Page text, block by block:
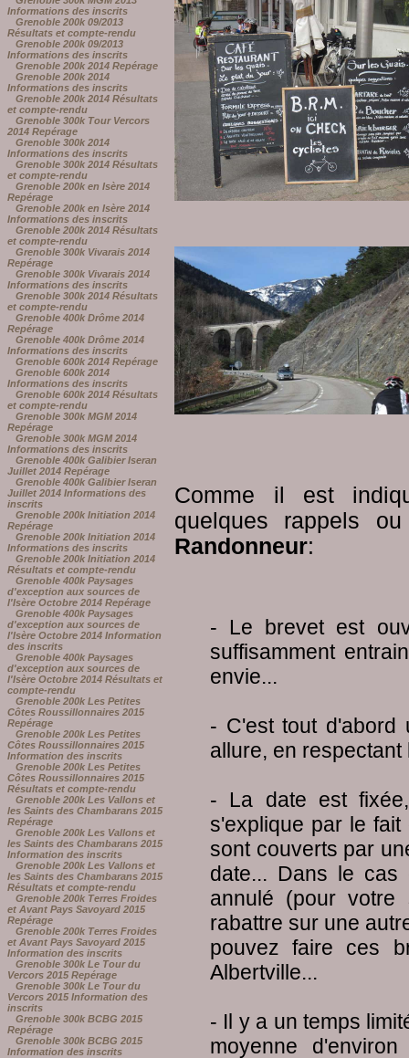
Informations des inscrits
Grenoble 200k 09/2013
Résultats et compte-rendu
Grenoble 200k 09/2013
Informations des inscrits
Grenoble 200k 2014 Repérage
Grenoble 200k 2014
Informations des inscrits
Grenoble 200k 2014 Résultats
et compte-rendu
Grenoble 300k Tour Vercors
2014 Repérage
Grenoble 300k 2014
Informations des inscrits
Grenoble 300k 2014 Résultats
et compte-rendu
Grenoble 200k en Isère 2014
Repérage
Grenoble 200k en Isère 2014
Informations des inscrits
Grenoble 200k 2014 Résultats
et compte-rendu
Grenoble 300k Vivarais 2014
Repérage
Grenoble 300k Vivarais 2014
Informations des inscrits
Grenoble 300k 2014 Résultats
et compte-rendu
Grenoble 400k Drôme 2014
Repérage
Grenoble 400k Drôme 2014
Informations des inscrits
Grenoble 600k 2014 Repérage
Grenoble 600k 2014
Informations des inscrits
Grenoble 600k 2014 Résultats
et compte-rendu
Grenoble 300k MGM 2014
Repérage
Grenoble 300k MGM 2014
Informations des inscrits
Grenoble 400k Galibier Iseran
Juillet 2014 Repérage
Grenoble 400k Galibier Iseran
Juillet 2014 Informations des
inscrits
Grenoble 200k Initiation 2014
Repérage
Grenoble 200k Initiation 2014
Informations des inscrits
Grenoble 200k Initiation 2014
Résultats et compte-rendu
Grenoble 400k Paysages
d'exception aux sources de
l'Isère Octobre 2014 Repérage
Grenoble 400k Paysages
d'exception aux sources de
l'Isère Octobre 2014 Information
des inscrits
Grenoble 400k Paysages
d'exception aux sources de
l'Isère Octobre 2014 Résultats et
compte-rendu
Grenoble 200k Les Petites
Côtes Roussillonnaires 2015
Repérage
Grenoble 200k Les Petites
Côtes Roussillonnaires 2015
Information des inscrits
Grenoble 200k Les Petites
Côtes Roussillonnaires 2015
Résultats et compte-rendu
Grenoble 200k Les Vallons et
les Saints des Chambarans 2015
Repérage
Grenoble 200k Les Vallons et
les Saints des Chambarans 2015
Information des inscrits
Grenoble 200k Les Vallons et
les Saints des Chambarans 2015
Résultats et compte-rendu
Grenoble 200k Terres Froides
et Avant Pays Savoyard 2015
Repérage
Grenoble 200k Terres Froides
et Avant Pays Savoyard 2015
Information des inscrits
Grenoble 300k Le Tour du
Vercors 2015 Repérage
Grenoble 300k Le Tour du
Vercors 2015 Information des
inscrits
Grenoble 300k BCBG 2015
Repérage
Grenoble 300k BCBG 2015
Information des inscrits
Comme il est
quelques rappels
Randonneur:
- Le brevet est
suffisamment
envie...
- C'est tout d'abord
allure, en
- La date est
s'explique par le
sont couverts par
date... Dans le cas
annulé (pour
rabattre sur une
pouvez faire ces
Albertville...
- Il y a un temps
moyenne